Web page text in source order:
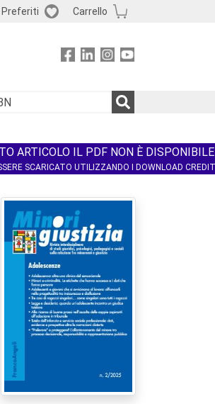
Preferiti Carrello
ARTICOLO IL PDF NON È DISPONIBILE
SCARICATO UTILIZZANDO I DOWNLOAD CREDIT